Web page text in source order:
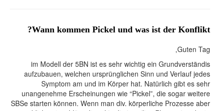
Wann kommen Pickel und was ist der Konflikt?
Guten Tag,
im Modell der 5BN ist es sehr wichtig ein Grundverständis
aufzubauen, welchen ursprünglichen Sinn und Verlauf jedes
Symptom am und im Körper hat. Natürlich gibt es sehr
unangenehme Erscheinungen wie “Pickel”, die sogar weitere
SBSe starten können. Wenn man div. körperliche Prozesse aber